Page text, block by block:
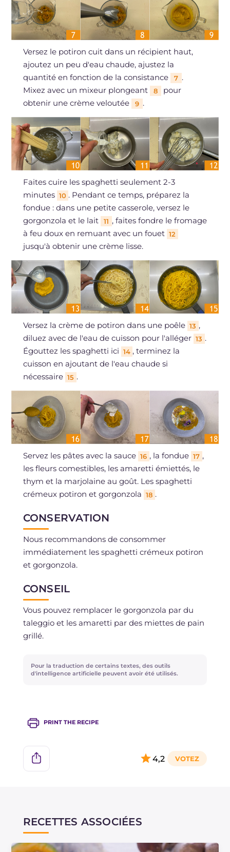
Versez le potiron cuit dans un récipient haut,
ajoutez un peu d'eau chaude, ajustez la
quantité en fonction de la consistance
7 .
Mixez avec un mixeur plongeant
8
pour
obtenir une crème veloutée
9 .
Faites cuire les spaghetti seulement 2-3
minutes 10 . Pendant ce temps, préparez la
fondue : dans une petite casserole, versez le
gorgonzola et le lait
11 , faites fondre le fromage
à feu doux en remuant avec un fouet 12
jusqu'à obtenir une crème lisse.
Versez la crème de potiron dans une poêle 13 ,
diluez avec de l'eau de cuisson pour l'alléger 13 .
Égouttez les spaghetti ici 14 , terminez la
cuisson en ajoutant de l'eau chaude si
nécessaire 15 .
Servez les pâtes avec la sauce 16 , la fondue 17 ,
les fleurs comestibles, les amaretti émiettés, le
thym et la marjolaine au goût. Les spaghetti
crémeux potiron et gorgonzola 18 .
CONSERVATION
Nous recommandons de consommer
immédiatement les spaghetti crémeux potiron
et gorgonzola.
CONSEIL
Vous pouvez remplacer le gorgonzola par du
taleggio et les amaretti par des miettes de pain
grillé.
Pour la traduction de certains textes, des outils
d'intelligence artificielle peuvent avoir été utilisés.
PRINT THE RECIPE
4,2
RECETTES ASSOCIÉES